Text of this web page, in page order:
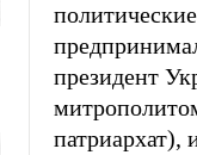
президент